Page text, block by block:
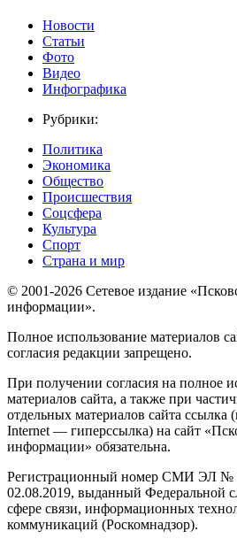
Новости
Статьи
Фото
Видео
Инфографика
Рубрики:
Политика
Экономика
Общество
Происшествия
Соцсфера
Культура
Спорт
Страна и мир
© 2001-2026 Сетевое издание
информации».
Полное использование материалов
согласия редакции запрещено.
При получении согласия на полное
материалов сайта, а также при
отдельных материалов сайта ссылка
Internet — гиперссылка) на сайт
информации» обязательна.
Регистрационный номер СМИ ЭЛ №
02.08.2019, выданный Федеральной
сфере связи, информационных
коммуникаций (Роскомнадзор).